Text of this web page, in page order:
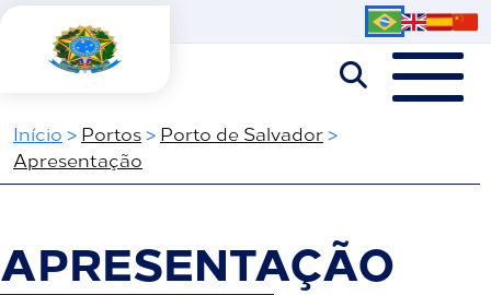
Iní­cio > Portos> Porto de Salvador>
Apresentação
APRESENTAÇÃO